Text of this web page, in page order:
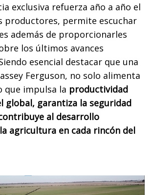
exclusiva refuerza año a año el
productores, permite escuchar
además de proporcionarles
los últimos avances
esencial destacar que una
Ferguson, no solo alimenta
que impulsa la productividad
global, garantiza la seguridad
al desarrollo
agricultura en cada rincón del